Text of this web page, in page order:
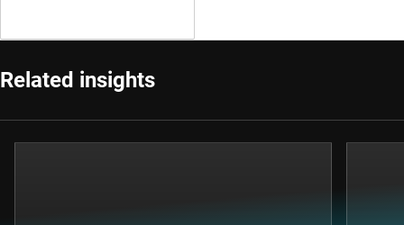
Related insights